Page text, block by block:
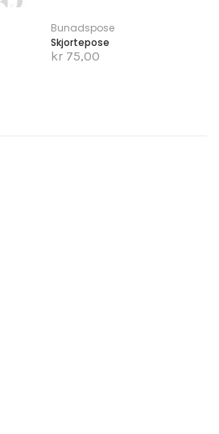
Bunadspose
Skjortepose
kr 75,00